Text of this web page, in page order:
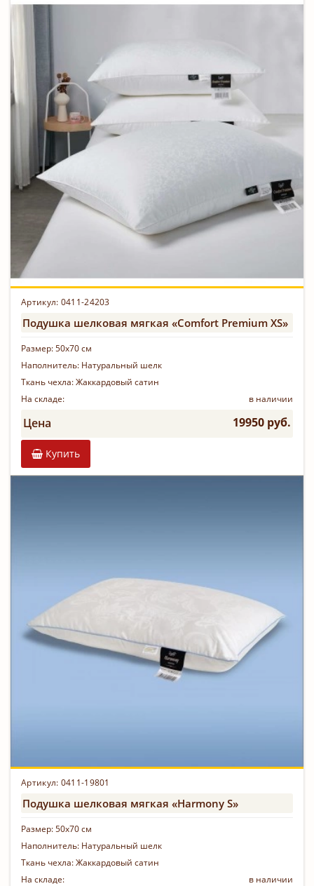
Артикул: 0411-24203
Подушка шелковая мягкая «Comfort Premium XS»
Размер:50х70 см
Наполнитель: Натуральный шелк
Ткань чехла:Жаккардовый сатин
На складе:
в наличии
Цена 19950 руб.
Купить
Артикул: 0411-19801
Подушка шелковая мягкая «Harmony S»
Размер:50х70 см
Наполнитель: Натуральный шелк
Ткань чехла:Жаккардовый сатин
На складе:
в наличии